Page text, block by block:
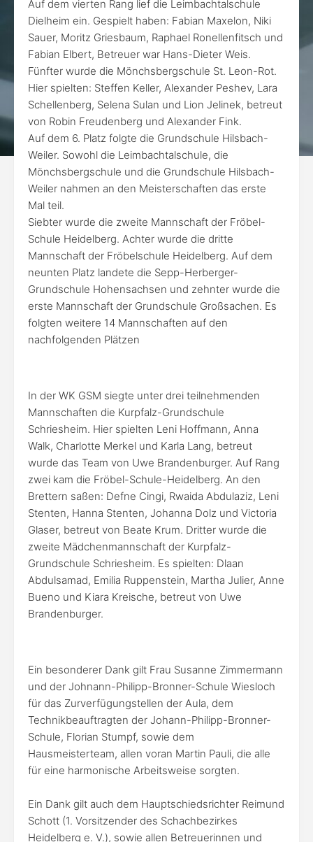
Auf dem vierten Rang lief die Leimbachtalschule
Dielheim ein. Gespielt haben: Fabian Maxelon, Niki
Sauer, Moritz Griesbaum, Raphael Ronellenfitsch und
Fabian Elbert, Betreuer war Hans-Dieter Weis.
Fünfter wurde die Mönchsbergschule St. Leon-Rot.
Hier spielten: Steffen Keller, Alexander Peshev, Lara
Schellenberg, Selena Sulan und Lion Jelinek, betreut
von Robin Freudenberg und Alexander Fink.
Auf dem 6. Platz folgte die Grundschule Hilsbach-
Weiler. Sowohl die Leimbachtalschule, die
Mönchsbergschule und die Grundschule Hilsbach-
Weiler nahmen an den Meisterschaften das erste
Mal teil.
Siebter wurde die zweite Mannschaft der Fröbel-
Schule Heidelberg. Achter wurde die dritte
Mannschaft der Fröbelschule Heidelberg. Auf dem
neunten Platz landete die Sepp-Herberger-
Grundschule Hohensachsen und zehnter wurde die
erste Mannschaft der Grundschule Großsachen. Es
folgten weitere 14 Mannschaften auf den
nachfolgenden Plätzen
In der WK GSM siegte unter drei teilnehmenden
Mannschaften die Kurpfalz-Grundschule
Schriesheim. Hier spielten Leni Hoffmann, Anna
Walk, Charlotte Merkel und Karla Lang, betreut
wurde das Team von Uwe Brandenburger. Auf Rang
zwei kam die Fröbel-Schule-Heidelberg. An den
Brettern saßen: Defne Cingi, Rwaida Abdulaziz, Leni
Stenten, Hanna Stenten, Johanna Dolz und Victoria
Glaser, betreut von Beate Krum. Dritter wurde die
zweite Mädchenmannschaft der Kurpfalz-
Grundschule Schriesheim. Es spielten: Dlaan
Abdulsamad, Emilia Ruppenstein, Martha Julier, Anne
Bueno und Kiara Kreische, betreut von Uwe
Brandenburger.
Ein besonderer Dank gilt Frau Susanne Zimmermann
und der Johnann-Philipp-Bronner-Schule Wiesloch
für das Zurverfügungstellen der Aula, dem
Technikbeauftragten der Johann-Philipp-Bronner-
Schule, Florian Stumpf, sowie dem
Hausmeisterteam, allen voran Martin Pauli, die alle
für eine harmonische Arbeitsweise sorgten.
Ein Dank gilt auch dem Hauptschiedsrichter Reimund
Schott (1. Vorsitzender des Schachbezirkes
Heidelberg e. V.), sowie allen Betreuerinnen und